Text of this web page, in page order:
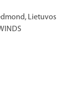
Lietuvos